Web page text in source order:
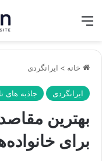
منو
خانه > ایرانگردی
ایرانگردی جاذبه های
بهترین
برای